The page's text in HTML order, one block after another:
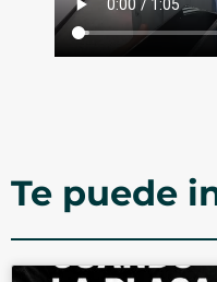
Te puede